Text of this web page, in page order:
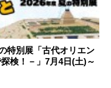
特別展「古代オリエン
検！－」7月4日(土)～